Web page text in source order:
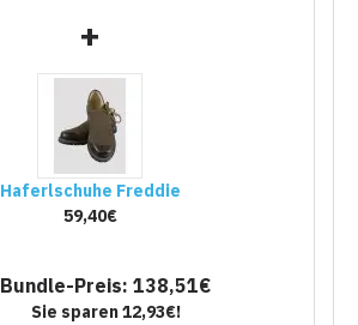
+
Haferlschuhe Freddie
59,40€
Bundle-Preis: 138,51€
Sie sparen 12,93€!